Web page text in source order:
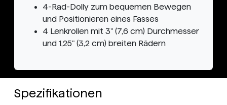
4-Rad-Dolly zum bequemen Bewegen
und Positionieren eines Fasses
4 Lenkrollen mit 3" (7,6 cm) Durchmesser
und 1,25" (3,2 cm) breiten Rädern
Spezifikationen